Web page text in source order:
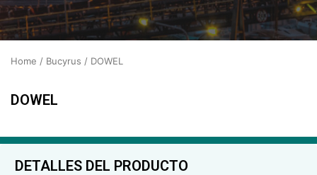
Home / Bucyrus / DOWEL
DOWEL
DETALLES DEL PRODUCTO